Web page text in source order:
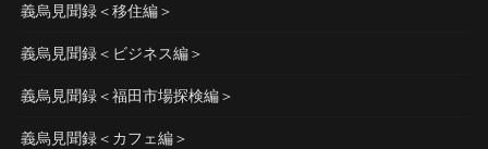
義烏見聞録＜移住編＞
義烏見聞録＜ビジネス編＞
義烏見聞録＜福田市場探検編＞
義烏見聞録＜カフェ編＞